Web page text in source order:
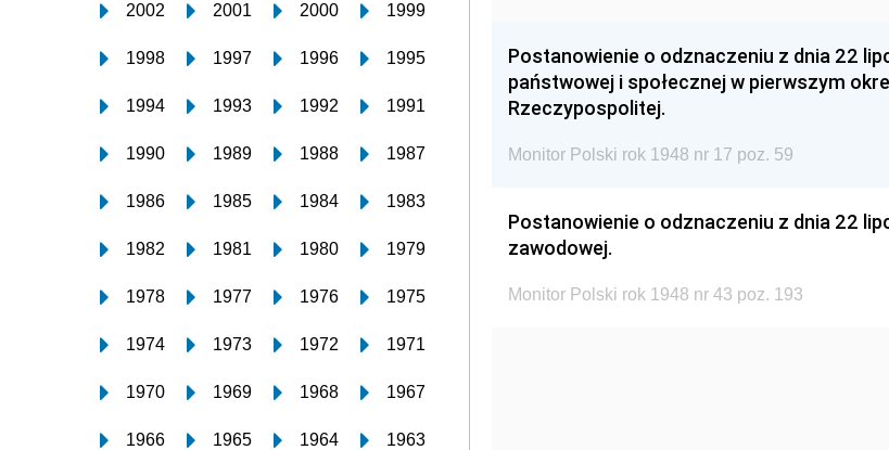
2002 2001 2000 1999
1998 1997 1996 1995
1994 1993 1992 1991
1990 1989 1988 1987
1986 1985 1984 1983
1982 1981 1980 1979
1978 1977 1976 1975
1974 1973 1972 1971
1970 1969 1968 1967
1966 1965 1964 1963
Postanowienie o odznaczeniu z dnia 22
państwowej i społecznej w pierwszym
Rzeczypospolitej.
Monitor Polski rok 1948 nr 17 poz. 59
Postanowienie o odznaczeniu z dnia 22
zawodowej.
Monitor Polski rok 1948 nr 43 poz. 193